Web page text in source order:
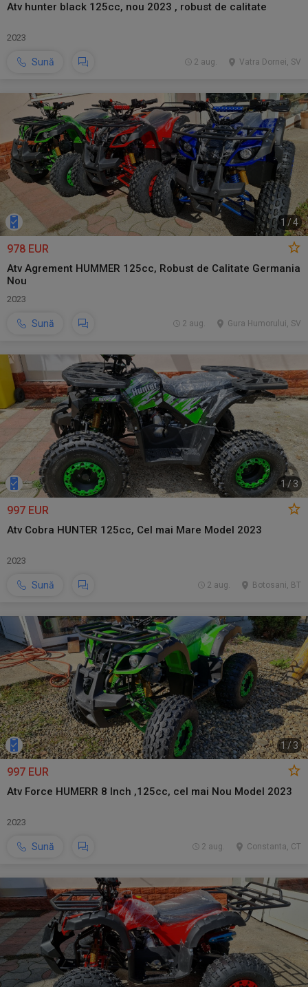
Atv hunter black 125cc, nou 2023 , robust de calitate
2023
Sună Vatra Dornei, SV
2 aug.
1 /4
978 EUR
Atv Agrement HUMMER 125cc, Robust de Calitate Germania
Nou
2023
Sună Gura Humorului, SV
2 aug.
1 /3
997 EUR
Atv Cobra HUNTER 125cc, Cel mai Mare Model 2023
2023
Sună Botosani, BT
2 aug.
1 /3
997 EUR
Atv Force HUMERR 8 Inch ,125cc, cel mai Nou Model 2023
2023
Sună Constanta, CT
2 aug.